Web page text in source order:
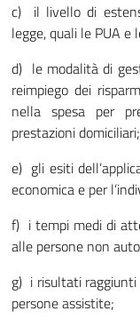
c) il livello di
legge, quali le PUA e
d) le modalità di
reimpiego dei
nella spesa per
prestazioni domiciliari;
e) gli esiti
economica e per
f) i tempi medi di
alle persone non
g) i risultati
persone assistite;